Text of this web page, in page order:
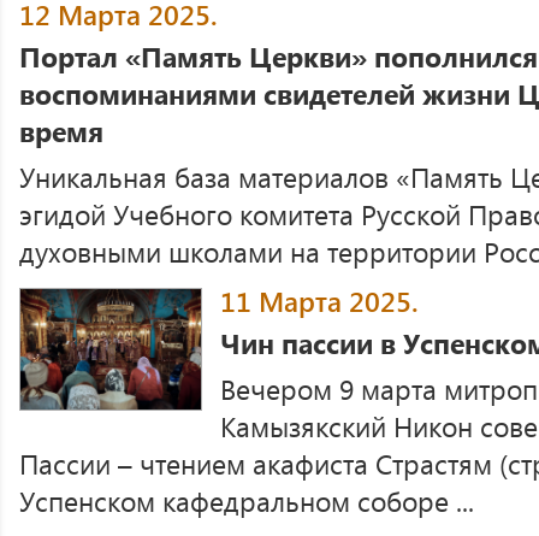
12 Марта 2025.
Портал «Память Церкви»
воспоминаниями свидетелей жизни
время
Уникальная база материалов «Память
эгидой Учебного комитета Русской
духовными школами на территории
11 Марта 2025.
Чин пассии в
Вечером 9 марта
Камызякский Никон
Пассии – чтением акафиста Страстям
Успенском кафедральном соборе ...